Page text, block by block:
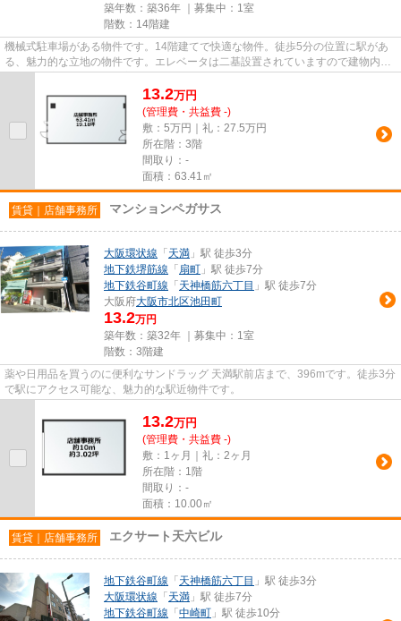
築年数：築36年 ｜募集中： 1室
階数：14階建
機械式駐車場がある物件です。14階建てで快適な物件。徒歩5分の位置に駅があ
る、魅力的な立地の物件です。エレベータは二基設置されていますので建物内の
13.2万円
(管理費・共益費 -)
敷：5万円｜礼：27.5万円
所在階：3階
間取り：-
面積：63.41㎡
賃貸｜店舗事務所 マンションペガサス
大阪環状線 「 天満 」駅 徒歩3分
地下鉄堺筋線 「 扇町 」駅 徒歩7分
地下鉄谷町線 「 天神橋筋六丁目 」駅 徒歩7分
大阪府大阪市北区池田町
13.2万円
築年数：築32年 ｜募集中： 1室
階数：3階建
薬や日用品を買うのに便利なサンドラッグ 天満駅前店まで、396mです。徒歩3分
で駅にアクセス可能な、魅力的な駅近物件です。
13.2万円
(管理費・共益費 -)
敷：1ヶ月｜礼：2ヶ月
所在階：1階
間取り：-
面積：10.00㎡
賃貸｜店舗事務所 エクサート天六ビル
地下鉄谷町線 「 天神橋筋六丁目 」駅 徒歩3分
大阪環状線 「 天満 」駅 徒歩7分
地下鉄谷町線 「 中崎町 」駅 徒歩10分